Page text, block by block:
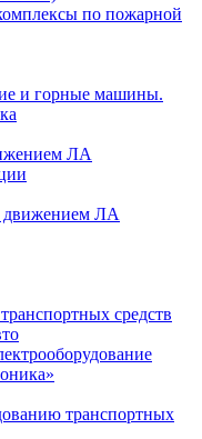
по пожарной
и горные машины.
ЛА
движением ЛА
средств
транспортных